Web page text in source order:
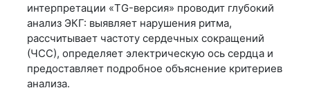
интерпретации «TG-версия» проводит глубокий
анализ ЭКГ: выявляет нарушения ритма,
рассчитывает частоту сердечных сокращений
(ЧСС), определяет электрическую ось сердца и
предоставляет подробное объяснение критериев
анализа.